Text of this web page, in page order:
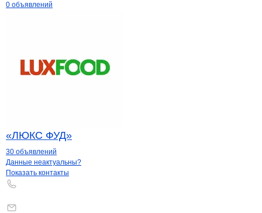
0 объявлений
«ЛЮКС ФУД»
30 объявлений
Контактыкомпании
+7(800)000-00-..
Данные неактуальны?
Показать контакты